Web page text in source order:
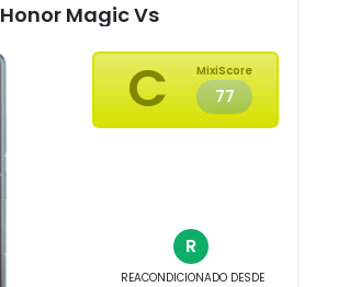
Honor Magic Vs
C MixiScore
77
R
REACONDICIONADO DESDE